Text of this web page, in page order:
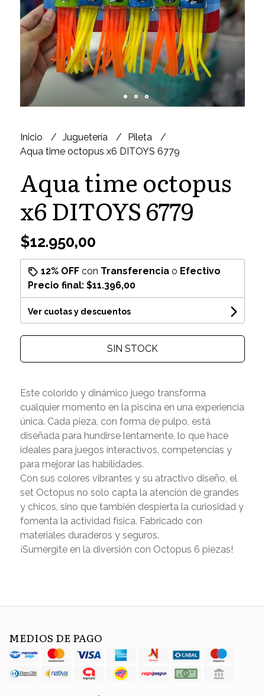
Inicio Juguetería
Pileta
Aqua time octopus x6 DITOYS 6779
Aqua time octopus
x6 DITOYS 6779
$12.950,00
12% OFFcon Transferenciao Efectivo
Precio final: $11.396,00
Ver cuotas y descuentos
SIN STOCK
Este colorido y dinámico juego transforma
cualquier momento en la piscina en una experiencia
única. Cada pieza, con forma de pulpo, está
diseñada para hundirse lentamente, lo que hace
ideales para juegos interactivos, competencias y
para mejorar las habilidades.
Con sus colores vibrantes y su atractivo diseño, el
set Octopus no solo capta la atención de grandes
y chicos, sino que también despierta la curiosidad y
fomenta la actividad física. Fabricado con
materiales duraderos y seguros.
¡Sumergite en la diversión con Octopus 6 piezas!
MEDIOS DE PAGO